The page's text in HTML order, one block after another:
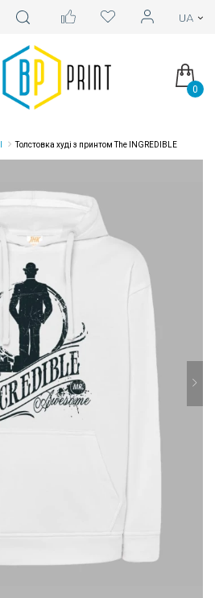
0
Толстовка худі з принтом The INGREDIBLE